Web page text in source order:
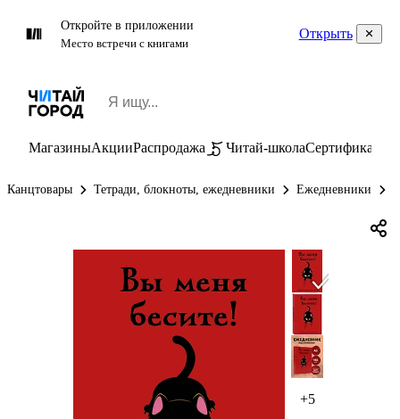
Откройте в приложении
Место встречи с книгами
Открыть
МагазиныАкцииРаспродажа Читай-школаСертификаты
Канцтовары Тетради, блокноты, ежедневники Ежедневники
+5